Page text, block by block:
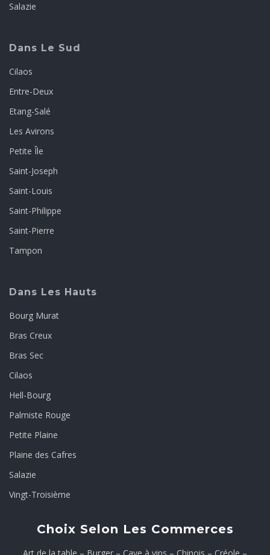
Salazie
Dans Le Sud
Cilaos
Entre-Deux
Etang-Salé
Les Avirons
Petite Île
Saint-Joseph
Saint-Louis
Saint-Philippe
Saint-Pierre
Tampon
Dans Les Hauts
Bourg Murat
Bras Creux
Bras Sec
Cilaos
Hell-Bourg
Palmiste Rouge
Petite Plaine
Plaine des Cafres
Salazie
Vingt-Troisième
Choix Selon Les Commerces